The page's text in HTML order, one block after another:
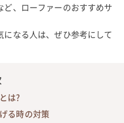
、ローファーのおすすめサ
なる人は、ぜひ参考にして
は?
る時の対策